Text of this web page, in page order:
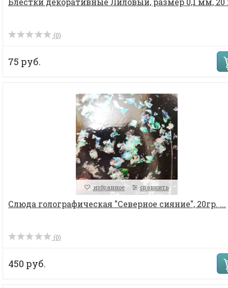
(0)
75 руб.
избранное сравнить
Слюда голографическая "Северное сияние", 20гр. ...
(0)
450 руб.